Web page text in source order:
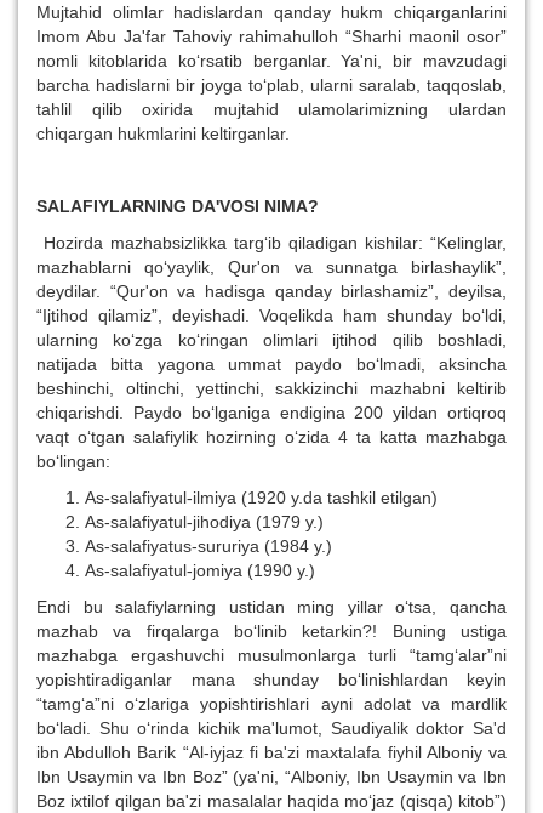
Mujtahid olimlar hadislardan qanday hukm chiqarganlarini
Imom Abu Ja'far Tahoviy rahimahulloh “Sharhi maonil osor”
nomli kitoblarida ko‘rsatib berganlar. Ya'ni, bir mavzudagi
barcha hadislarni bir joyga to‘plab, ularni saralab, taqqoslab,
tahlil qilib oxirida mujtahid ulamolarimizning ulardan
chiqargan hukmlarini keltirganlar.
SALAFIYLARNING DA'VOSI NIMA?
Hozirda mazhabsizlikka targ‘ib qiladigan kishilar: “Kelinglar,
mazhablarni qo‘yaylik, Qur'on va sunnatga birlashaylik”,
deydilar. “Qur'on va hadisga qanday birlashamiz”, deyilsa,
“Ijtihod qilamiz”, deyishadi. Voqelikda ham shunday bo‘ldi,
ularning ko‘zga ko‘ringan olimlari ijtihod qilib boshladi,
natijada bitta yagona ummat paydo bo‘lmadi, aksincha
beshinchi, oltinchi, yettinchi, sakkizinchi mazhabni keltirib
chiqarishdi. Paydo bo‘lganiga endigina 200 yildan ortiqroq
vaqt o‘tgan salafiylik hozirning o‘zida 4 ta katta mazhabga
bo‘lingan:
As-salafiyatul-ilmiya (1920 y.da tashkil etilgan)
As-salafiyatul-jihodiya (1979 y.)
As-salafiyatus-sururiya (1984 y.)
As-salafiyatul-jomiya (1990 y.)
Endi bu salafiylarning ustidan ming yillar o‘tsa, qancha
mazhab va firqalarga bo‘linib ketarkin?! Buning ustiga
mazhabga ergashuvchi musulmonlarga turli “tamg‘alar”ni
yopishtiradiganlar mana shunday bo‘linishlardan keyin
“tamg‘a”ni o‘zlariga yopishtirishlari ayni adolat va mardlik
bo‘ladi. Shu o‘rinda kichik ma'lumot, Saudiyalik doktor Sa'd
ibn Abdulloh Barik “Al-iyjaz fi ba'zi maxtalafa fiyhil Alboniy va
Ibn Usaymin va Ibn Boz” (ya'ni, “Alboniy, Ibn Usaymin va Ibn
Boz ixtilof qilgan ba'zi masalalar haqida mo‘jaz (qisqa) kitob”)